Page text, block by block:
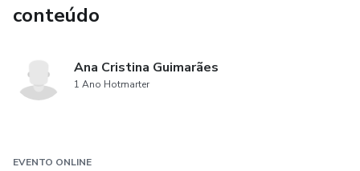
conteúdo
Ana Cristina Guimarães
1 Ano Hotmarter
EVENTO ONLINE